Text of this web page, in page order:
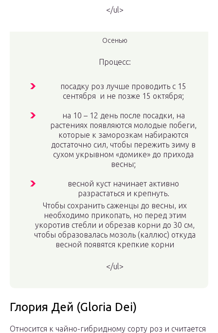
</ul>
Осенью
Процесс:
посадку роз лучше проводить с 15
сентября и не позже 15 октября;
на 10 – 12 день после посадки, на
растениях появляются молодые побеги,
которые к заморозкам набираются
достаточно сил, чтобы пережить зиму в
сухом укрывном «домике» до прихода
весны;
весной куст начинает активно
разрастаться и крепнуть.
Чтобы сохранить саженцы до весны, их
необходимо прикопать, но перед этим
укоротив стебли и обрезав корни до 30 см,
чтобы образовалась мозоль (каллюс) откуда
весной появятся крепкие корни
</ul>
Глория Дей (Gloria Dei)
Относится к чайно-гибридному сорту роз и считается